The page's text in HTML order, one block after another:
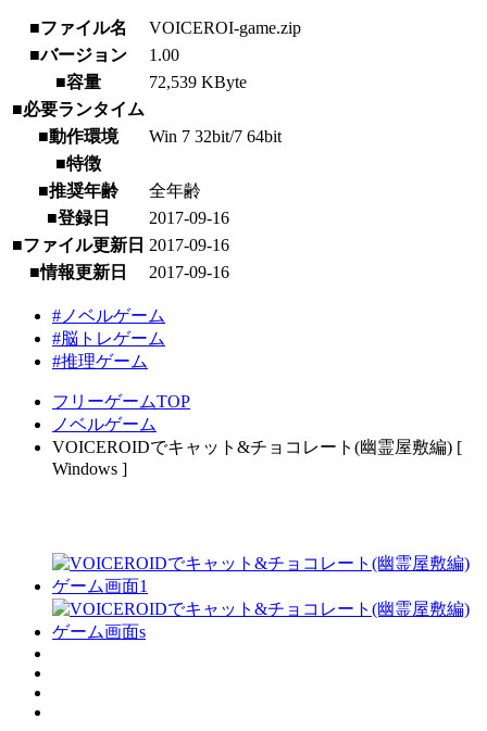
■ファイル名
VOICEROI-game.zip
■バージョン
1.00
■容量
72,539 KByte
■必要ランタイム
■動作環境
Win 7 32bit/7 64bit
■特徴
■推奨年齢
全年齢
■登録日
2017-09-16
■ファイル更新日 2017-09-16
■情報更新日
2017-09-16
#ノベルゲーム
#脳トレゲーム
#推理ゲーム
フリーゲームTOP
ノベルゲーム
VOICEROIDでキャット&チョコレート(幽霊屋敷編) [
Windows ]